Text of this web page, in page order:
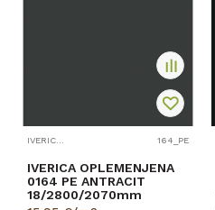
164_PE
IVERICA OPLEMENJENA
0164 PE ANTRACIT
18/2800/2070mm